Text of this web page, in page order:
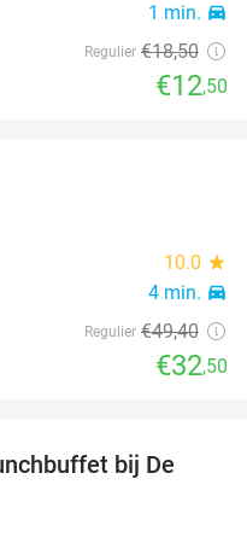
1 min. directions_car
Regulier €18,50
€12,50
10.0 star
4 min. directions_car
Regulier €49,40
€32,50
43%
bij De